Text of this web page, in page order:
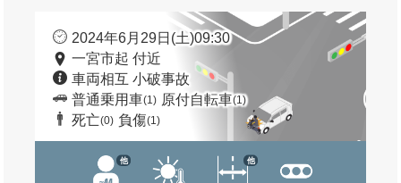
2024年6月29日(土)09:30
一宮市起 付近
車両相互 小破事故
普通乗用車(1) 原付自転車(1)
死亡(0) 負傷(1)
他 他